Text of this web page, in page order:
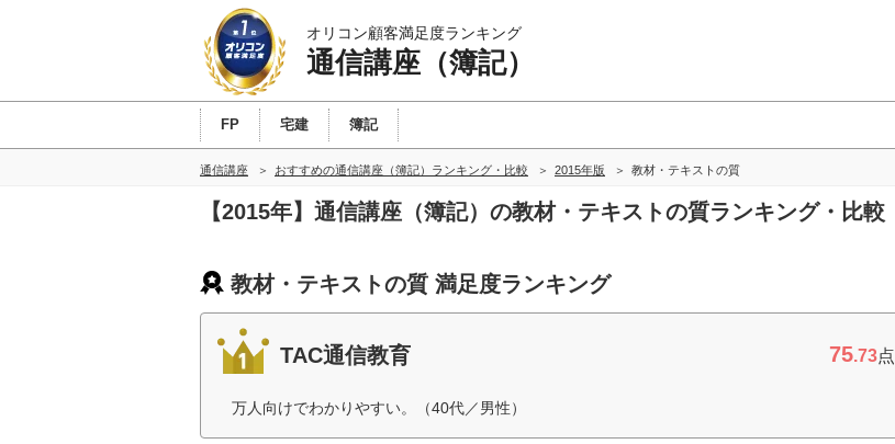
オリコン顧客満足度ランキング
通信講座（簿記）
FP 宅建 簿記
通信講座 おすすめの通信講座（簿記）ランキング・比較 2015年版 教材・テキストの質
【2015年】通信講座（簿記）の教材・テキストの質ランキング・比較
教材・テキストの質 満足度ランキング
TAC通信教育 75.73点
万人向けでわかりやすい。（40代／男性）